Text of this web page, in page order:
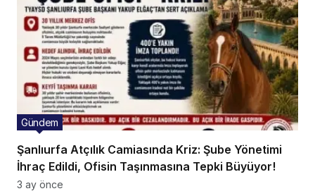
Şanlıurfa Atçılık Camiasında Kriz: Şube Yönetimi
İhraç Edildi, Ofisin Taşınmasına Tepki Büyüyor!
Gündem
3 ay önce